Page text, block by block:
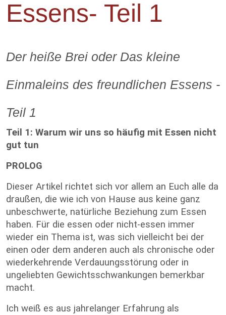
Essens- Teil 1
Der heiße Brei oder Das kleine
Einmaleins des freundlichen Essens -
Teil 1
Teil 1: Warum wir uns so häufig mit Essen nicht
gut tun
PROLOG
Dieser Artikel richtet sich vor allem an Euch alle da
draußen, die wie ich von Hause aus keine ganz
unbeschwerte, natürliche Beziehung zum Essen
haben. Für die essen oder nicht-essen immer
wieder ein Thema ist, was sich vielleicht bei der
einen oder dem anderen auch als chronische oder
wiederkehrende Verdauungsstörung oder in
ungeliebten Gewichtsschwankungen bemerkbar
macht.
Ich weiß es aus jahrelanger Erfahrung als